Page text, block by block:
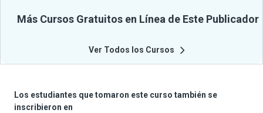
Más Cursos Gratuitos en Línea de Este Publicador
Ver Todos los Cursos
Los estudiantes que tomaron este curso también se
inscribieron en